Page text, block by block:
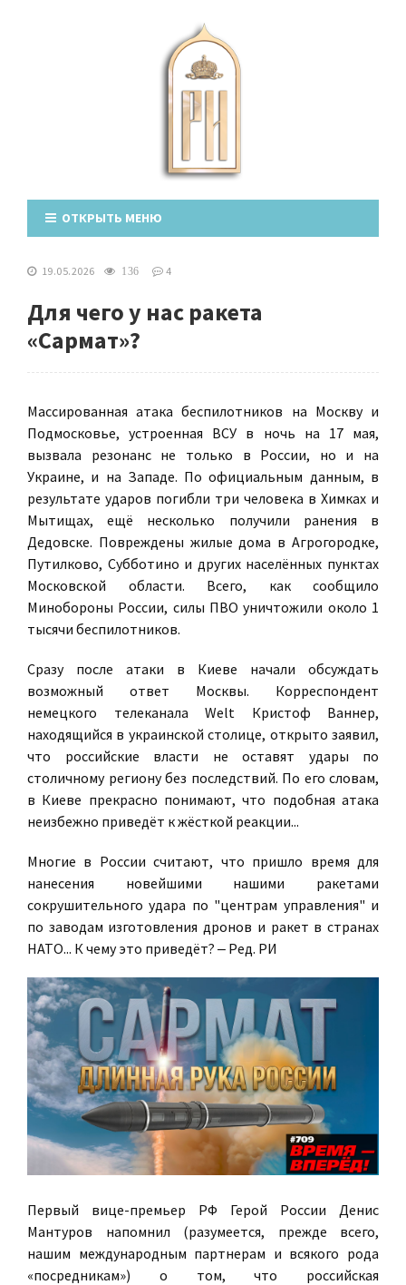
ОТКРЫТЬ МЕНЮ
19.05.2026 136 4
Для чего у нас ракета
«Сармат»?
Массированная атака беспилотников на Москву и
Подмосковье, устроенная ВСУ в ночь на 17 мая,
вызвала резонанс не только в России, но и на
Украине, и на Западе. По официальным данным, в
результате ударов погибли три человека в Химках и
Мытищах, ещё несколько получили ранения в
Дедовске. Повреждены жилые дома в Агрогородке,
Путилково, Субботино и других населённых пунктах
Московской области. Всего, как сообщило
Минобороны России, силы ПВО уничтожили около 1
тысячи беспилотников.
Сразу после атаки в Киеве начали обсуждать
возможный ответ Москвы. Корреспондент
немецкого телеканала Welt Кристоф Ваннер,
находящийся в украинской столице, открыто заявил,
что российские власти не оставят удары по
столичному региону без последствий. По его словам,
в Киеве прекрасно понимают, что подобная атака
неизбежно приведёт к жёсткой реакции...
Многие в России считают, что пришло время для
нанесения новейшими нашими ракетами
сокрушительного удара по "центрам управления" и
по заводам изготовления дронов и ракет в странах
НАТО... К чему это приведёт? ‒ Ред. РИ
Первый вице-премьер РФ Герой России Денис
Мантуров напомнил (разумеется, прежде всего,
нашим международным партнерам и всякого рода
«посредникам») о том, что российская